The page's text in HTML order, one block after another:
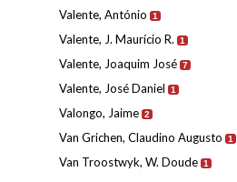
Valente, António 1
Valente, J. Maurício R. 1
Valente, Joaquim José 7
Valente, José Daniel 1
Valongo, Jaime 2
Van Grichen, Claudino Augusto 1
Van Troostwyk, W. Doude 1